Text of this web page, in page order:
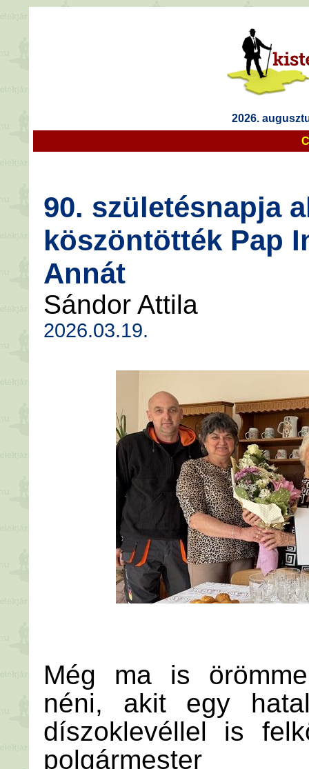
2026.
90. születésnapja
köszöntötték Pap
Annát
Sándor Attila
2026.03.19.
Még ma is
néni, akit egy
díszoklevéllel is
polgármester